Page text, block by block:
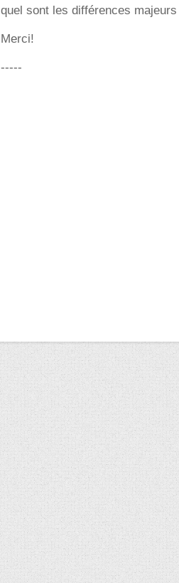
quel sont les différences
Merci!
-----